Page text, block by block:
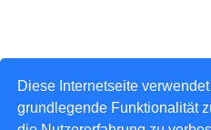
Diese Internetseite
grundlegende Funktionalität